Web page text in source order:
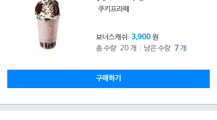
쿠키프라페
보너스캐쉬 3,900원
총 수량 20 개
남은 수량 7개
구매하기